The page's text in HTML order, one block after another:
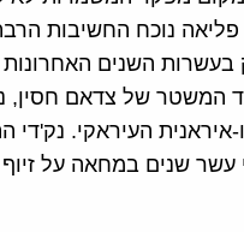
פליאה נוכח החשיבות
בעשרות השנים
המשטר של צדאם
העיראקי.
שנים במחאה על זיוף